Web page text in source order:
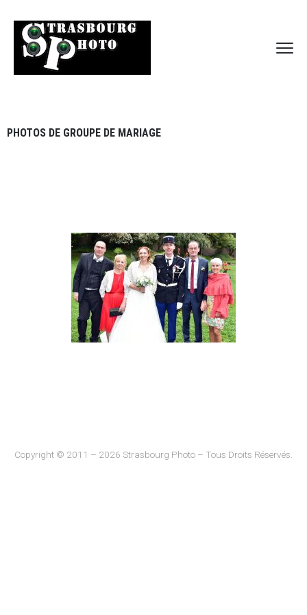
PHOTOS DE GROUPE DE MARIAGE
Copyright © 2011 – 2026 Strasbourg Photo – Tous Droits Réservés.